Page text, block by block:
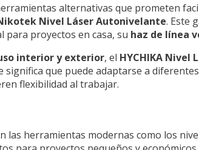
alternativas que prometen
Nivel Láser Autonivelante. Este
para proyectos en casa, su haz de línea
interior y exterior, el HYCHIKA Nivel
que puede adaptarse a
flexibilidad al trabajar.
las herramientas modernas como los